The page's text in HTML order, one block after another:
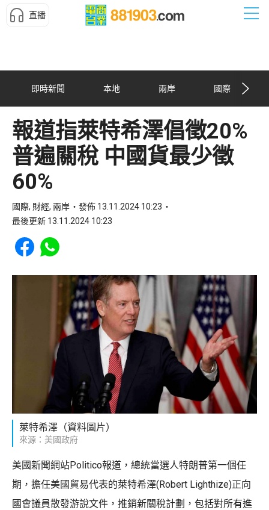
直播
即時新聞 本地 兩岸 國際
報道指萊特希澤倡徵20%
普遍關稅 中國貨最少徵
60%
國際, 財經, 兩岸
發佈 13.11.2024 10:23
最後更新 13.11.2024 10:23
Share to Facebook
Share to WhatsApp
萊特希澤（資料圖片）
來源：美國政府
美國新聞網站Politico報道，總統當選人特朗普第一個任
期，擔任美國貿易代表的萊特希澤(Robert Lighthize)正向
國會議員散發游說文件，推銷新關稅計劃，包括對所有進